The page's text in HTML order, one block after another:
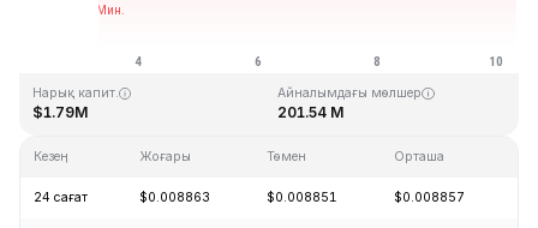
Соңғы жаңарту: 2026-08-10, 07:42 GMT+0
Нарық капит.
$1.79M
Айналымдағы мөлшер
201.54 M
Кезең Жоғары Төмен Орташа
24 сағат $0.008863 $0.008851 $0.008857